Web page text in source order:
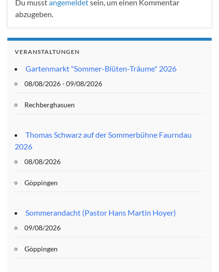
Du musstangemeldetsein, um einen Kommentar
abzugeben.
VERANSTALTUNGEN
Gartenmarkt "Sommer-Blüten-Träume" 2026
08/08/2026 - 09/08/2026
Rechberghasuen
Thomas Schwarz auf der Sommerbühne Faurndau
2026
08/08/2026
Göppingen
Sommerandacht (Pastor Hans Martin Hoyer)
09/08/2026
Göppingen